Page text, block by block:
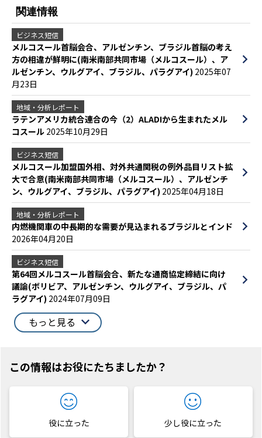
関連情報
ビジネス短信
メルコスール首脳会合、アルゼンチン、ブラジル首脳の考え
方の相違が鮮明に(南米南部共同市場（メルコスール）、ア
ルゼンチン、ウルグアイ、ブラジル、パラグアイ) 2025年07
月23日
地域・分析レポート
ラテンアメリカ統合連合の今（2）ALADIから生まれたメル
コスール 2025年10月29日
ビジネス短信
メルコスール加盟国外相、対外共通関税の例外品目リスト拡
大で合意(南米南部共同市場（メルコスール）、アルゼンチ
ン、ウルグアイ、ブラジル、パラグアイ) 2025年04月18日
地域・分析レポート
内燃機関車の中長期的な需要が見込まれるブラジルとインド
2026年04月20日
ビジネス短信
第64回メルコスール首脳会合、新たな通商協定締結に向け
議論(ボリビア、アルゼンチン、ウルグアイ、ブラジル、パ
ラグアイ) 2024年07月09日
もっと見る
この情報はお役にたちましたか？
役に立った 少し役に立った